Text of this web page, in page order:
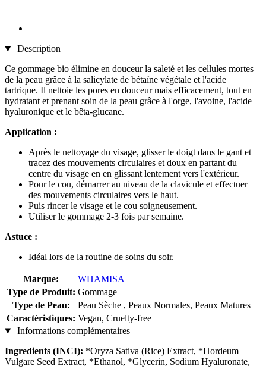
Description
Ce gommage bio élimine en douceur la saleté et les cellules mortes
de la peau grâce à la salicylate de bétaïne végétale et l'acide
tartrique. Il nettoie les pores en douceur mais efficacement, tout en
hydratant et prenant soin de la peau grâce à l'orge, l'avoine, l'acide
hyaluronique et le bêta-glucane.
Application :
Après le nettoyage du visage, glisser le doigt dans le gant et
tracez des mouvements circulaires et doux en partant du
centre du visage en en glissant lentement vers l'extérieur.
Pour le cou, démarrer au niveau de la clavicule et effectuer
des mouvements circulaires vers le haut.
Puis rincer le visage et le cou soigneusement.
Utiliser le gommage 2-3 fois par semaine.
Astuce :
Idéal lors de la routine de soins du soir.
Marque:
WHAMISA
Type de Produit: Gommage
Type de Peau:
Peau Sèche , Peaux Normales, Peaux Matures
Caractéristiques: Vegan, Cruelty-free
Informations complémentaires
Ingredients (INCI): *Oryza Sativa (Rice) Extract, *Hordeum
Vulgare Seed Extract, *Ethanol, *Glycerin, Sodium Hyaluronate,